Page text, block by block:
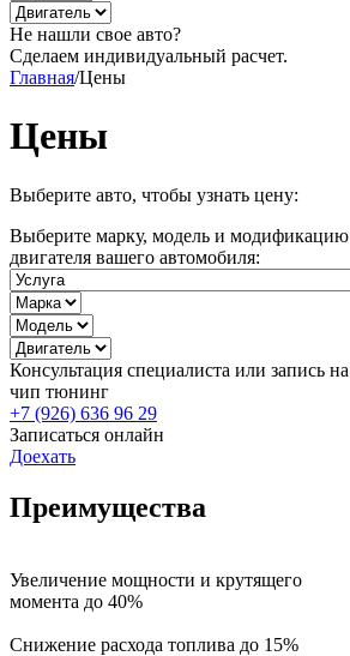
Не нашли свое авто?
Сделаем индивидуальный расчет.
Главная/Цены
Цены
Выберите авто, чтобы узнать цену:
Выберите марку, модель и модификацию
двигателя вашего автомобиля:
Консультация специалиста или запись на
чип тюнинг
+7 (926) 636 96 29
Записаться онлайн
Доехать
Преимущества
Увеличение мощности и крутящего
момента до 40%
Снижение расхода топлива до 15%